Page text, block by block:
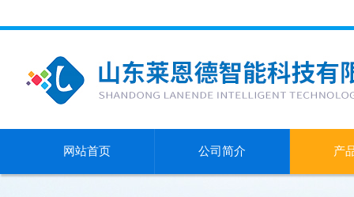
网站首页 公司简介 产